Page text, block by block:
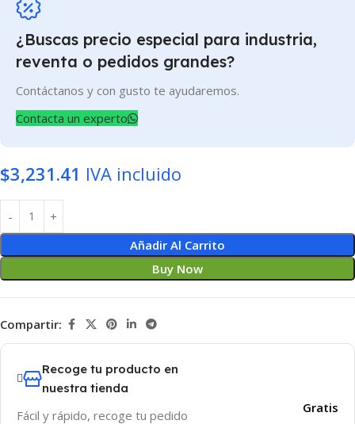
¿Buscas precio especial para industria,
reventa o pedidos grandes?
Contáctanos y con gusto te ayudaremos.
Contacta un experto
$3,231.41 IVA incluido
Añadir Al Carrito
Buy Now
Compartir:
Recoge tu producto en
nuestra tienda
Fácil y rápido, recoge tu pedido
Gratis